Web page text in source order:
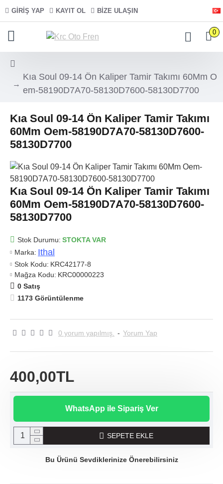
GIRIŞ YAP KAYIT OL BIZE ULAŞIN
0
Kıa Soul 09-14 Ön Kaliper Tamir Takımı 60Mm O
em-58190D7A70-58130D7600-58130D7700
Kıa Soul 09-14 Ön Kaliper Tamir Takımı
60Mm Oem-58190D7A70-58130D7600-
58130D7700
Kıa Soul 09-14 Ön Kaliper Tamir Takımı
60Mm Oem-58190D7A70-58130D7600-
58130D7700
Stok Durumu: STOKTA VAR
Marka: Ithal
Stok Kodu: KRC42177-8
Mağza Kodu: KRC00000223
0 Satış
1173 Görüntülenme
0 yorum yapılmış. - Yorum Yap
400,00TL
WhatsApp ile Sipariş Ver
SEPETE EKLE
Bu Ürünü Sevdiklerinize Önerebilirsiniz